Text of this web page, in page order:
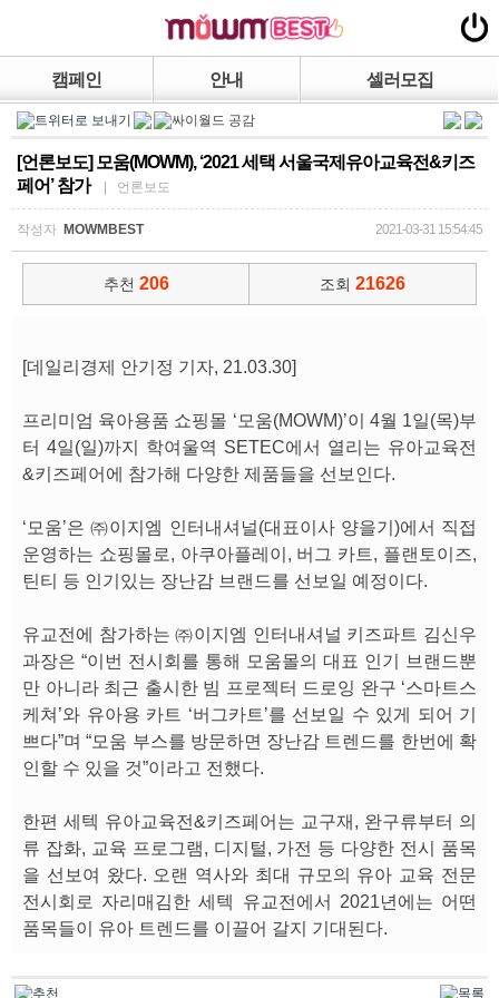
캠페인 안내 셀러모집
[언론보도] 모움(MOWM), ‘2021 세택 서울국제유아교육전&키즈
페어’ 참가
| 언론보도
작성자 MOWMBEST 2021-03-31 15:54:45
추천 206 조회 21626
[데일리경제 안기정 기자, 21.03.30]
프리미엄 육아용품 쇼핑몰 ‘모움(MOWM)’이 4월 1일(목)부
터 4일(일)까지 학여울역 SETEC에서 열리는 유아교육전
&키즈페어에 참가해 다양한 제품들을 선보인다.
‘모움’은 ㈜이지엠 인터내셔널(대표이사 양을기)에서 직접
운영하는 쇼핑몰로, 아쿠아플레이, 버그 카트, 플랜토이즈,
틴티 등 인기있는 장난감 브랜드를 선보일 예정이다.
유교전에 참가하는 ㈜이지엠 인터내셔널 키즈파트 김신우
과장은 “이번 전시회를 통해 모움몰의 대표 인기 브랜드뿐
만 아니라 최근 출시한 빔 프로젝터 드로잉 완구 ‘스마트스
케쳐’와 유아용 카트 ‘버그카트’를 선보일 수 있게 되어 기
쁘다”며 “모움 부스를 방문하면 장난감 트렌드를 한번에 확
인할 수 있을 것”이라고 전했다.
한편 세텍 유아교육전&키즈페어는 교구재, 완구류부터 의
류 잡화, 교육 프로그램, 디지털, 가전 등 다양한 전시 품목
을 선보여 왔다. 오랜 역사와 최대 규모의 유아 교육 전문
전시회로 자리매김한 세텍 유교전에서 2021년에는 어떤
품목들이 유아 트렌드를 이끌어 갈지 기대된다.